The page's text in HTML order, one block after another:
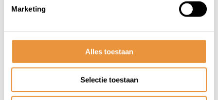
Marketing
Alles toestaan
Selectie toestaan
Verende voorvork 26"
Spinner met 1 1/8" vorkbuis
disc - mat zwart
Niet op voorraad
101,95